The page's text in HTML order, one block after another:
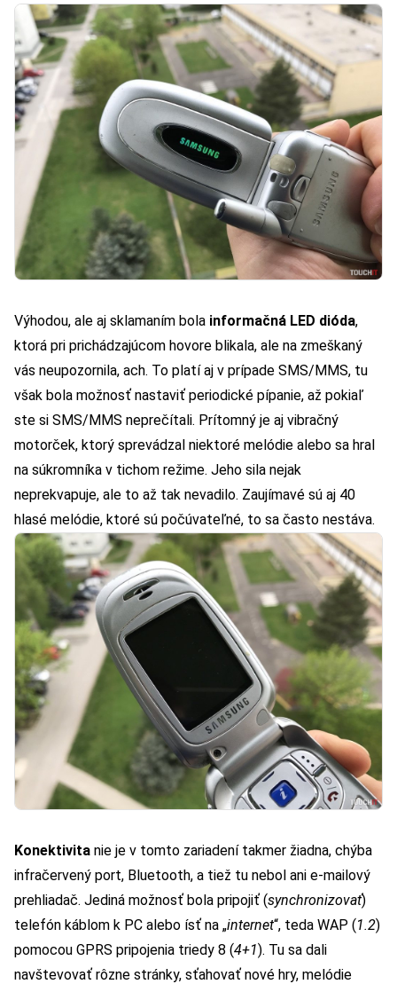
Výhodou, ale aj sklamaním bola informačná LED dióda,
ktorá pri prichádzajúcom hovore blikala, ale na zmeškaný
vás neupozornila, ach. To platí aj v prípade SMS/MMS, tu
však bola možnosť nastaviť periodické pípanie, až pokiaľ
ste si SMS/MMS neprečítali. Prítomný je aj vibračný
motorček, ktorý sprevádzal niektoré melódie alebo sa hral
na súkromníka v tichom režime. Jeho sila nejak
neprekvapuje, ale to až tak nevadilo. Zaujímavé sú aj 40
hlasé melódie, ktoré sú počúvateľné, to sa často nestáva.
Konektivita nie je v tomto zariadení takmer žiadna, chýba
infračervený port, Bluetooth, a tiež tu nebol ani e-mailový
prehliadač. Jediná možnosť bola pripojiť (synchronizovať)
telefón káblom k PC alebo ísť na „internet“, teda WAP (1.2)
pomocou GPRS pripojenia triedy 8 (4+1). Tu sa dali
navštevovať rôzne stránky, sťahovať nové hry, melódie